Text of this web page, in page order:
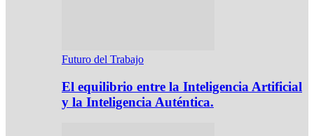
Futuro del Trabajo
El equilibrio entre la Inteligencia Artificial
y la Inteligencia Auténtica.